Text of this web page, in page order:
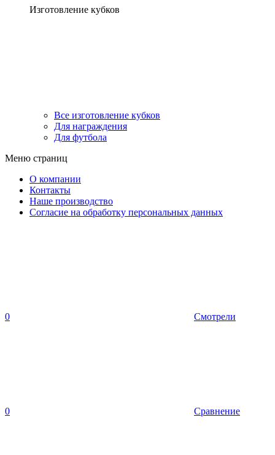
Изготовление кубков
Все изготовление кубков
Для награждения
Для футбола
Меню страниц
О компании
Контакты
Наше производство
Согласие на обработку персональных данных
0 Смотрели
0 Сравнение